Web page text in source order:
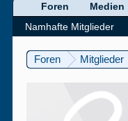
Foren Mitglieder
Foren Medien
Namhafte Mitglieder